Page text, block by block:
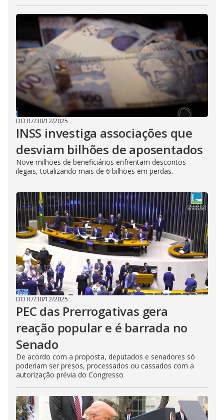
DO R7/30/12/2025
INSS investiga associações que
desviam bilhões de aposentados
Nove milhões de beneficiários enfrentam descontos
ilegais, totalizando mais de 6 bilhões em perdas.
DO R7/30/12/2025
PEC das Prerrogativas gera
reação popular e é barrada no
Senado
De acordo com a proposta, deputados e senadores só
poderiam ser presos, processados ou cassados com a
autorização prévia do Congresso